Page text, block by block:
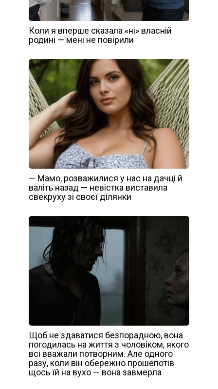
Коли я вперше сказала «ні» власній
родині — мені не повірили
— Мамо, розважилися у нас на дачці й
валіть назад — невістка виставила
свекруху зі своєї ділянки
Щоб не здаватися безпорадною, вона
погодилась на життя з чоловіком, якого
всі вважали потворним. Але одного
разу, коли він обережно прошепотів
щось їй на вухо — вона завмерла